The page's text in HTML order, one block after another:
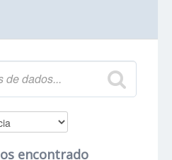
encontrado